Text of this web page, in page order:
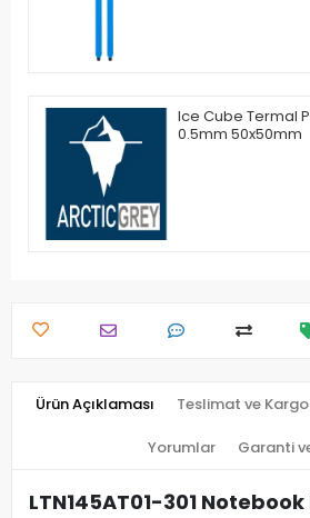
Ice Cube Termal
0.5mm 50x50mm
Ürün Açıklaması Teslimat ve Kargo
Yorumlar Garanti
LTN145AT01-301